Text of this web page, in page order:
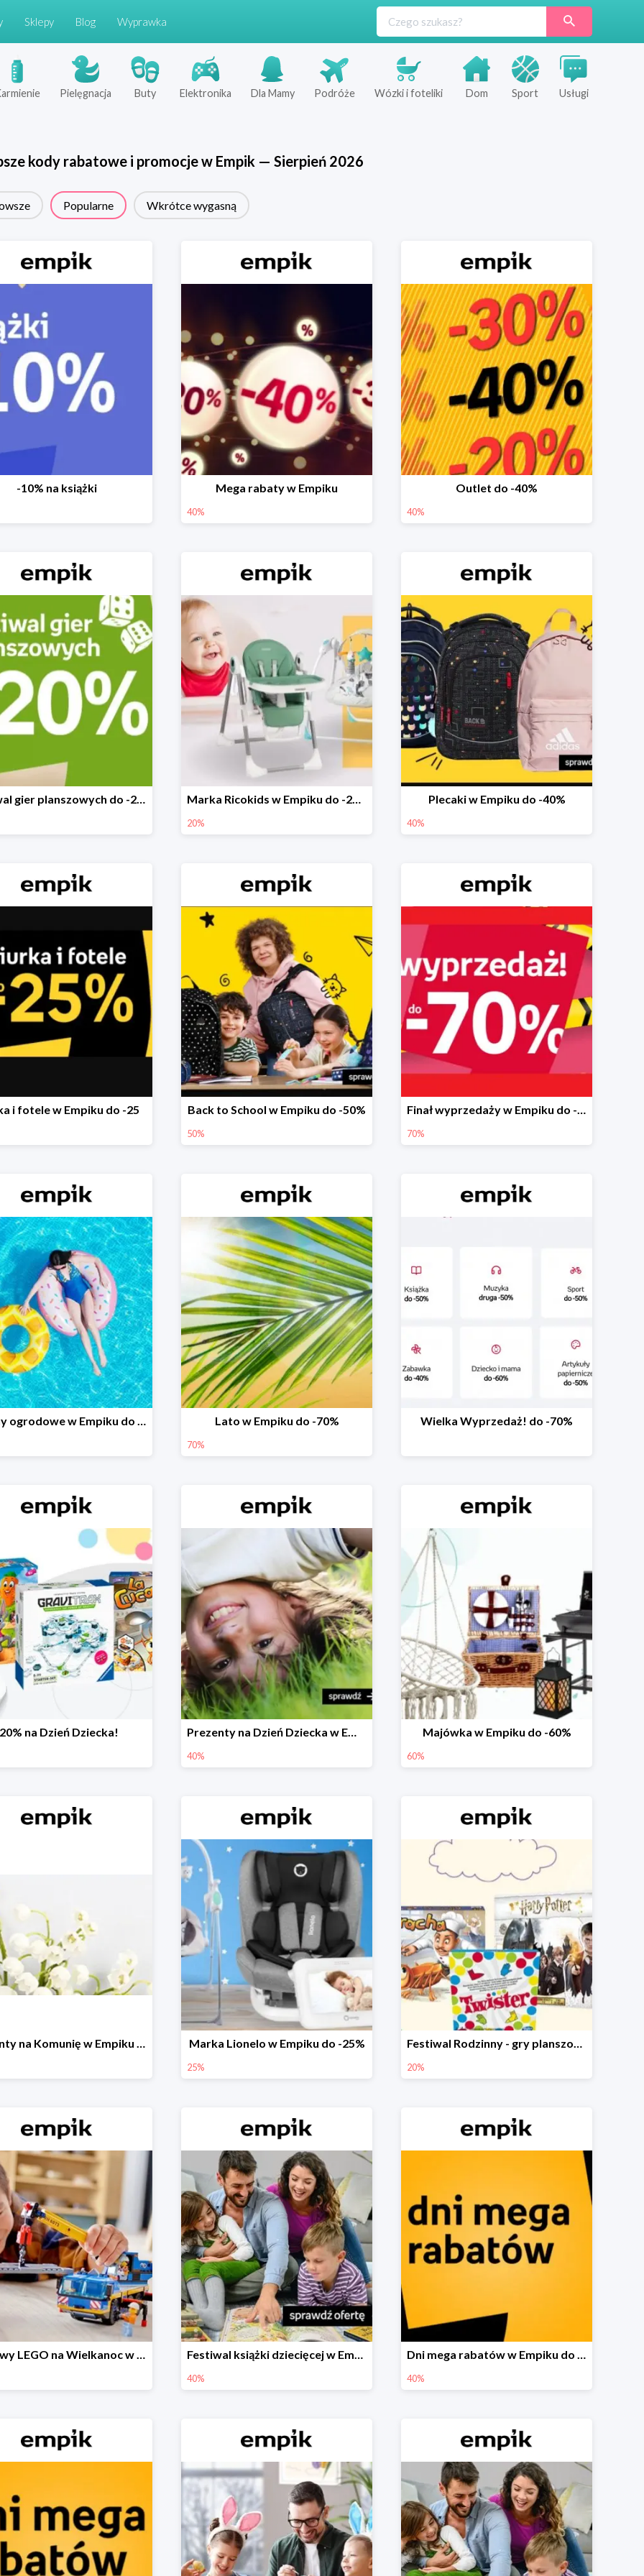
Sklepy Blog Wyprawka
Pielęgnacja Buty Elektronika Dla Mamy Podróże Wózki i foteliki Dom Sport Usługi
kody rabatowe i promocje w Empik — Sierpień 2026
Popularne Wkrótce wygasną
-10% na książki Mega rabaty w Empiku
40%
Outlet do -40%
40%
Festiwal gier planszowych do -20% Marka Ricokids w Empiku do -20%
20%
Plecaki w Empiku do -40%
40%
i fotele w Empiku do -25 Back to School w Empiku do -50%
50%
Finał wyprzedaży w Empiku do -70%
70%
Baseny ogrodowe w Empiku do -25% Lato w Empiku do -70%
70%
Wielka Wyprzedaż! do -70%
na Dzień Dziecka! Prezenty na Dzień Dziecka w Empiku do -40%
40%
Majówka w Empiku do -60%
60%
Prezenty na Komunię w Empiku do -50% Marka Lionelo w Empiku do -25%
25%
Festiwal Rodzinny - gry planszowe w Empiku do -20%
20%
Zestawy LEGO na Wielkanoc w Empiku do -30% Festiwal książki dziecięcej w Empiku do -40%
40%
Dni mega rabatów w Empiku do -40%
40%